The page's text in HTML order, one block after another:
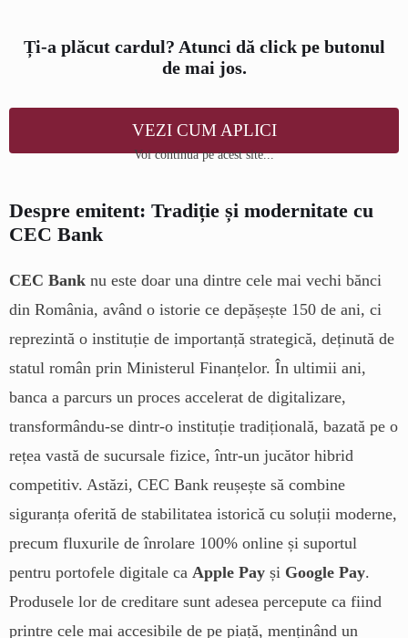
Ți-a plăcut cardul? Atunci dă click pe butonul
de mai jos.
VEZI CUM APLICI
Voi continua pe acest site...
Despre emitent: Tradiție și modernitate cu
CEC Bank
CEC Banknu este doar una dintre cele mai vechi bănci
din România, având o istorie ce depășește 150 de ani, ci
reprezintă o instituție de importanță strategică, deținută de
statul român prin Ministerul Finanțelor. În ultimii ani,
banca a parcurs un proces accelerat de digitalizare,
transformându-se dintr-o instituție tradițională, bazată pe o
rețea vastă de sucursale fizice, într-un jucător hibrid
competitiv. Astăzi, CEC Bank reușește să combine
siguranța oferită de stabilitatea istorică cu soluții moderne,
precum fluxurile de înrolare 100% online și suportul
pentru portofele digitale ca Apple Payși Google Pay.
Produsele lor de creditare sunt adesea percepute ca fiind
printre cele mai accesibile de pe piață, menținând un